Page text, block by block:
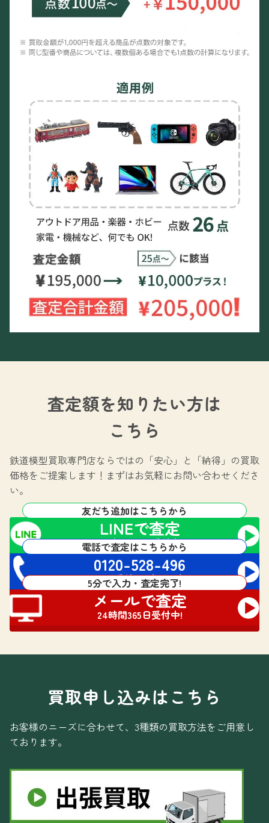
査定額を知りたい方は
こちら
鉄道模型買取専門店ならではの 「安心」と「納得」の買取
価格をご提案します！ まずはお気軽にお問い合わせくださ
い。
友だち追加はこちらから
LINEで査定
24時間365日受付中!
電話で査定はこちらから
0120-528-496
電話受付 24時間対応
5分で入力・査定完了!
メールで査定
24時間365日受付中!
買取申し込みはこちら
お客様のニーズに合わせて、3種類の買取方法をご用意し
ております。